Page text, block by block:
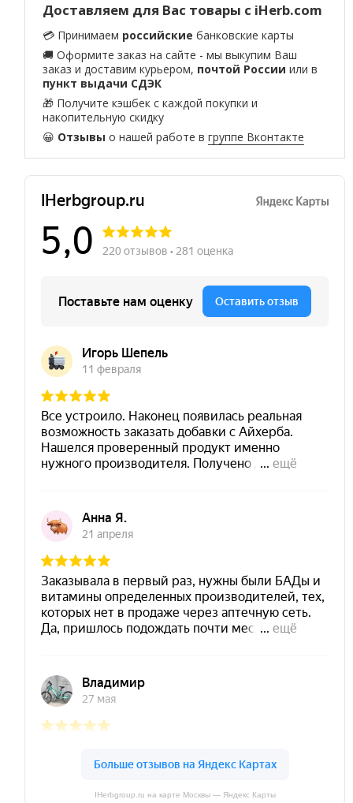
Доставляем для Вас товары с iHerb.com
💳 Принимаем российские банковские карты
🚚 Оформите заказ на сайте - мы выкупим Ваш
заказ и доставим курьером, почтой России или в
пункт выдачи СДЭК
🎁 Получите кэшбек с каждой покупки и
накопительную скидку
😀 Отзывы о нашей работе вгруппе Вконтакте
IHerbgroup.ru на карте Москвы — Яндекс Карты